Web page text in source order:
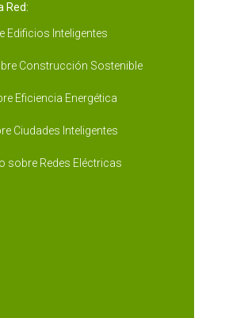
Red:
Edificios Inteligentes
Construcción Sostenible
Eficiencia Energética
Ciudades Inteligentes
sobre Redes Eléctricas